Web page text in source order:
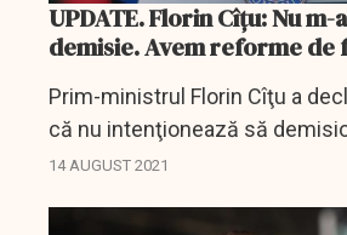
UPDATE. Florin Cîțu: Nu m-
demisie. Avem reforme de
Prim-ministrul Florin Cîţu a
că nu intenţionează să
funcţie pentru faptul că, în
14 AUGUST 2021